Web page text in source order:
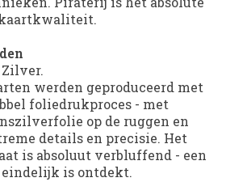
Zilver.
werden geproduceerd met
foliedrukproces - met
op de ruggen en
details en precisie. Het
is absoluut verbluffend - een
is ontdekt.